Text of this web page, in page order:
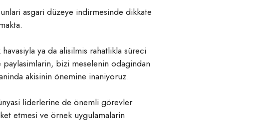
asgari düzeye indirmesinde dikkate
ya da alisilmis rahatlikla süreci
bizi meselenin odagindan
akisinin önemine inaniyoruz.
liderlerine de önemli görevler
etmesi ve örnek uygulamalarin